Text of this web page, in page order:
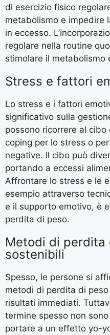
di esercizio fisico
metabolismo e impedire
in eccesso.
regolare nella routine
stimolare il metabolismo
Stress e fattori
Lo stress e i fattori
significativo sulla
possono ricorrere al
coping per lo stress o
negative. Il cibo può
portando a eccessi
Affrontare lo stress e le
esempio attraverso
e il supporto emotivo, è
perdita di peso.
Metodi di perdita
sostenibili
Spesso, le persone si
metodi di perdita di
risultati immediati.
termine spesso non
portare a un effetto yo-